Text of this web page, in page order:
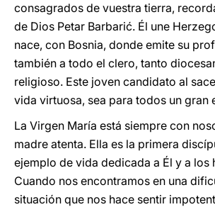
consagrados de vuestra tierra,
de Dios Petar Barbarić. Él une
nace, con Bosnia, donde emite su
también a todo el clero, tanto
religioso. Este joven candidato al
vida virtuosa, sea para todos un gran
La Virgen María está siempre con
madre atenta. Ella es la primera
ejemplo de vida dedicada a Él y a los
Cuando nos encontramos en una
situación que nos hace sentir